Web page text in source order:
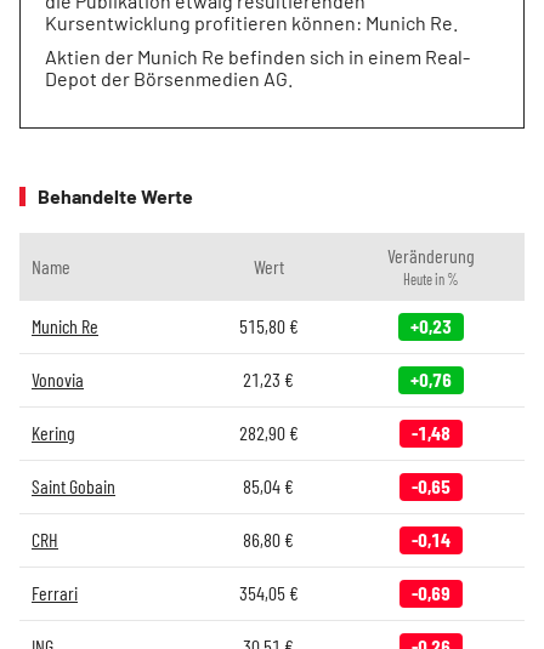
Kursentwicklung profitieren können: Munich Re.
Aktien der Munich Re befinden sich in einem Real-
Depot der Börsenmedien AG.
Behandelte Werte
Name Wert Veränderung
Heute in %
Munich Re 515,80€ +0,23
Vonovia 21,23 € +0,76
Kering 282,90€ -1,48
Saint Gobain 85,04 € -0,65
CRH 86,80 € -0,14
Ferrari 354,05€ -0,69